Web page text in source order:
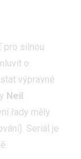
pro silnou
o
výpravné
Neil
řady měly
Seriál je